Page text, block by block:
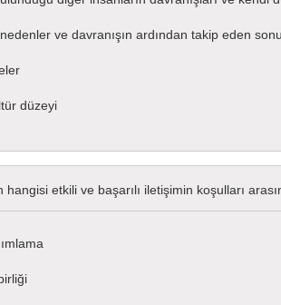
ve davranışın ardından takip eden
düzeyi
hangisi etkili ve başarılı iletişimin koşulları